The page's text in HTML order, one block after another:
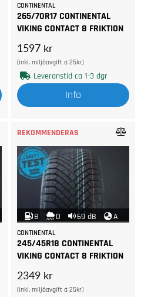
CONTINENTAL
265/70R17 CONTINENTAL
VIKING CONTACT 8 FRIKTION
1597 kr
(inkl. miljöavgift á 25kr)
Leveranstid ca 1-3 dgr
Info
REKOMMENDERAS
B D 69 dB A
CONTINENTAL
245/45R18 CONTINENTAL
VIKING CONTACT 8 FRIKTION
2349 kr
(inkl. miljöavgift á 25kr)